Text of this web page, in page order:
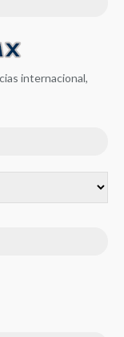
internacional,